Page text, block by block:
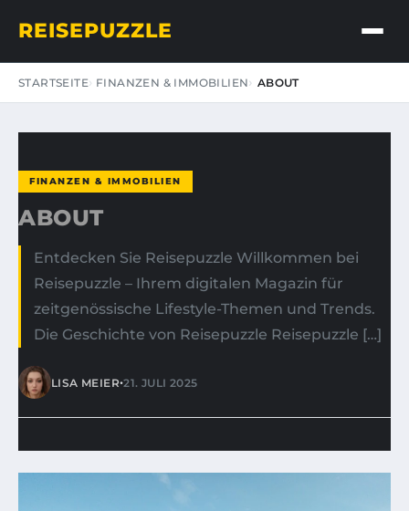
REISEPUZZLE
STARTSEITE FINANZEN & IMMOBILIEN ABOUT
FINANZEN & IMMOBILIEN
ABOUT
Entdecken Sie Reisepuzzle Willkommen bei
Reisepuzzle – Ihrem digitalen Magazin für
zeitgenössische Lifestyle-Themen und Trends.
Die Geschichte von Reisepuzzle Reisepuzzle […]
LISA MEIER•21. JULI 2025